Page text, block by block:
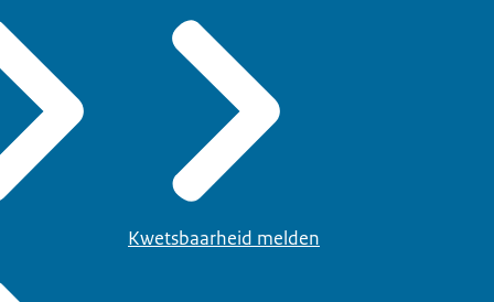
Kwetsbaarheid melden